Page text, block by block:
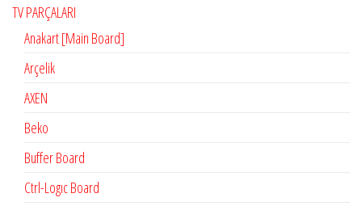
TV PARÇALARI
Anakart [Main Board]
Arçelik
AXEN
Beko
Buffer Board
Ctrl-Logıc Board